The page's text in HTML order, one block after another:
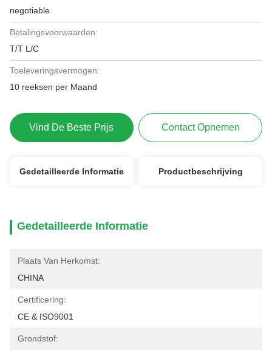
negotiable
Betalingsvoorwaarden:
T/T L/C
Toeleveringsvermogen:
10 reeksen per Maand
Vind De Beste Prijs Contact Opnemen
Gedetailleerde Informatie Productbeschrijving
Gedetailleerde Informatie
Plaats Van Herkomst:
CHINA
Certificering:
CE & ISO9001
Grondstof: